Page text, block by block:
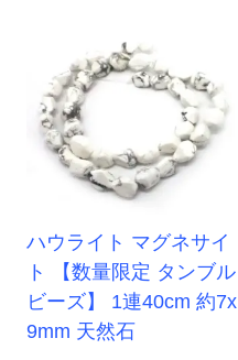
ハウライト マグネサイ
ト 【数量限定 タンブル
ビーズ】 1連40cm 約7x
9mm 天然石